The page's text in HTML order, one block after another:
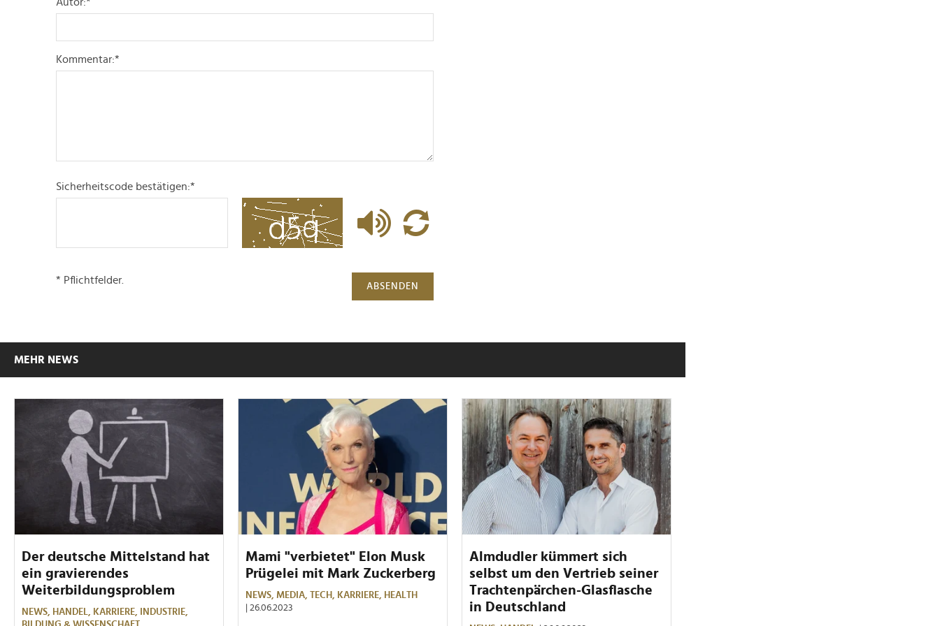
Kommentar:*
Sicherheitscode bestätigen:*
ABSENDEN
* Pflichtfelder.
MEHR NEWS
Der deutsche Mittelstand hat
ein gravierendes
Weiterbildungsproblem
NEWS, HANDEL, KARRIERE,
INDUSTRIE,
Mami "verbietet" Elon Musk
Prügelei mit Mark Zuckerberg
NEWS, MEDIA, TECH, KARRIERE,
HEALTH
| 26.06.2023
Almdudler kümmert sich
selbst um den Vertrieb seiner
Trachtenpärchen-Glasflasche
in Deutschland